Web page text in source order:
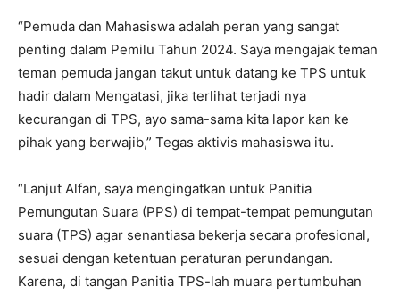
“Pemuda dan Mahasiswa adalah peran yang sangat
penting dalam Pemilu Tahun 2024. Saya mengajak teman
teman pemuda jangan takut untuk datang ke TPS untuk
hadir dalam Mengatasi, jika terlihat terjadi nya
kecurangan di TPS, ayo sama-sama kita lapor kan ke
pihak yang berwajib,” Tegas aktivis mahasiswa itu.
“Lanjut Alfan, saya mengingatkan untuk Panitia
Pemungutan Suara (PPS) di tempat-tempat pemungutan
suara (TPS) agar senantiasa bekerja secara profesional,
sesuai dengan ketentuan peraturan perundangan.
Karena, di tangan Panitia TPS-lah muara pertumbuhan